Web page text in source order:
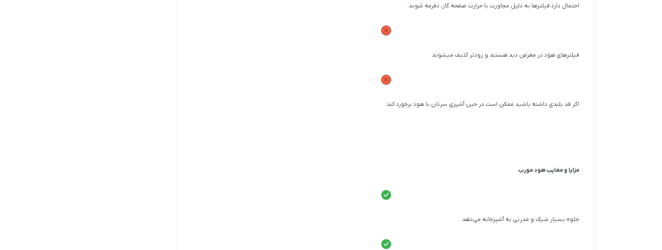
احتمال دارد فیلترها به دلیل مجاورت با حرارت صفحه گاز، دفرمه شوند.
فیلترهای هود در معرض دید هستند و زودتر کثیف می‍شوند
اگر قد بلندی داشته باشید ممکن است در حین آشپزی سرتان با هود برخورد کند.
مزایا و معایب هود مورب
جلوه بسیار شیک و مدرنی به آشپزخانه می‌دهد